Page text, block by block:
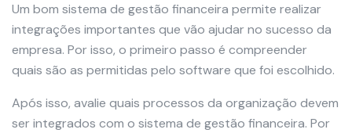
Um bom sistema de gestão financeira permite realizar
integrações importantes que vão ajudar no sucesso da
empresa. Por isso, o primeiro passo é compreender
quais são as permitidas pelo software que foi escolhido.
Após isso, avalie quais processos da organização devem
ser integrados com o sistema de gestão financeira. Por